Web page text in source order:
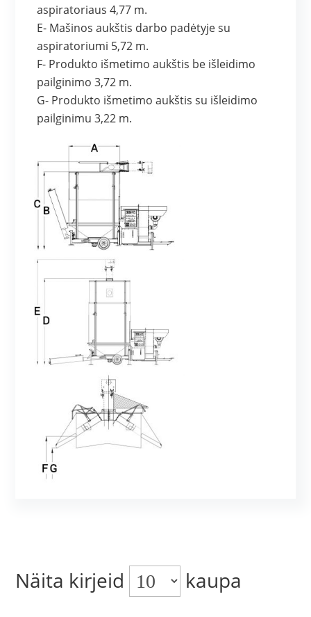
aspiratoriaus 4,77 m.
E- Mašinos aukštis darbo padėtyje su
aspiratoriumi 5,72 m.
F- Produkto išmetimo aukštis be išleidimo
pailginimo 3,72 m.
G- Produkto išmetimo aukštis su išleidimo
pailginimu 3,22 m.
Näita kirjeid
kaupa